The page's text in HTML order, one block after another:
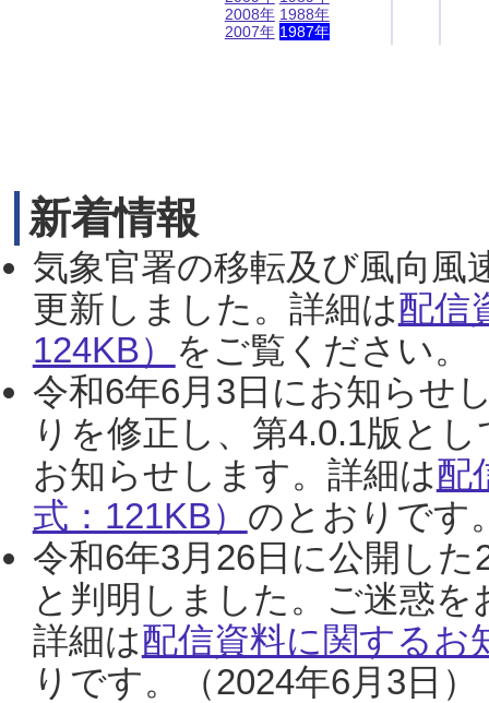
2008年
2007年
1988年
1987年
新着情報
気象官署の移転及び風向風
更新しました。詳細は配信
124KB） をご覧ください。
令和6年6月3日にお知らせ
りを修正し、第4.0.1版と
お知らせします。詳細は配
式：121KB） のとおりです
令和6年3月26日に公開し
と判明しました。ご迷惑
詳細は配信資料に関するお
りです。（2024年6月3日）